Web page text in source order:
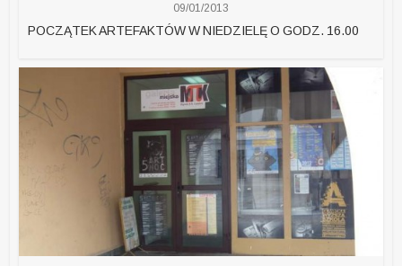
09/01/2013
POCZĄTEK ARTEFAKTÓW W NIEDZIELĘ O GODZ. 16.00